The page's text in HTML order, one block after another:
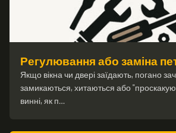
Регулювання або заміна
Якщо вікна чи двері заїдають, погано
замикаються, хитаються або
винні, як п…